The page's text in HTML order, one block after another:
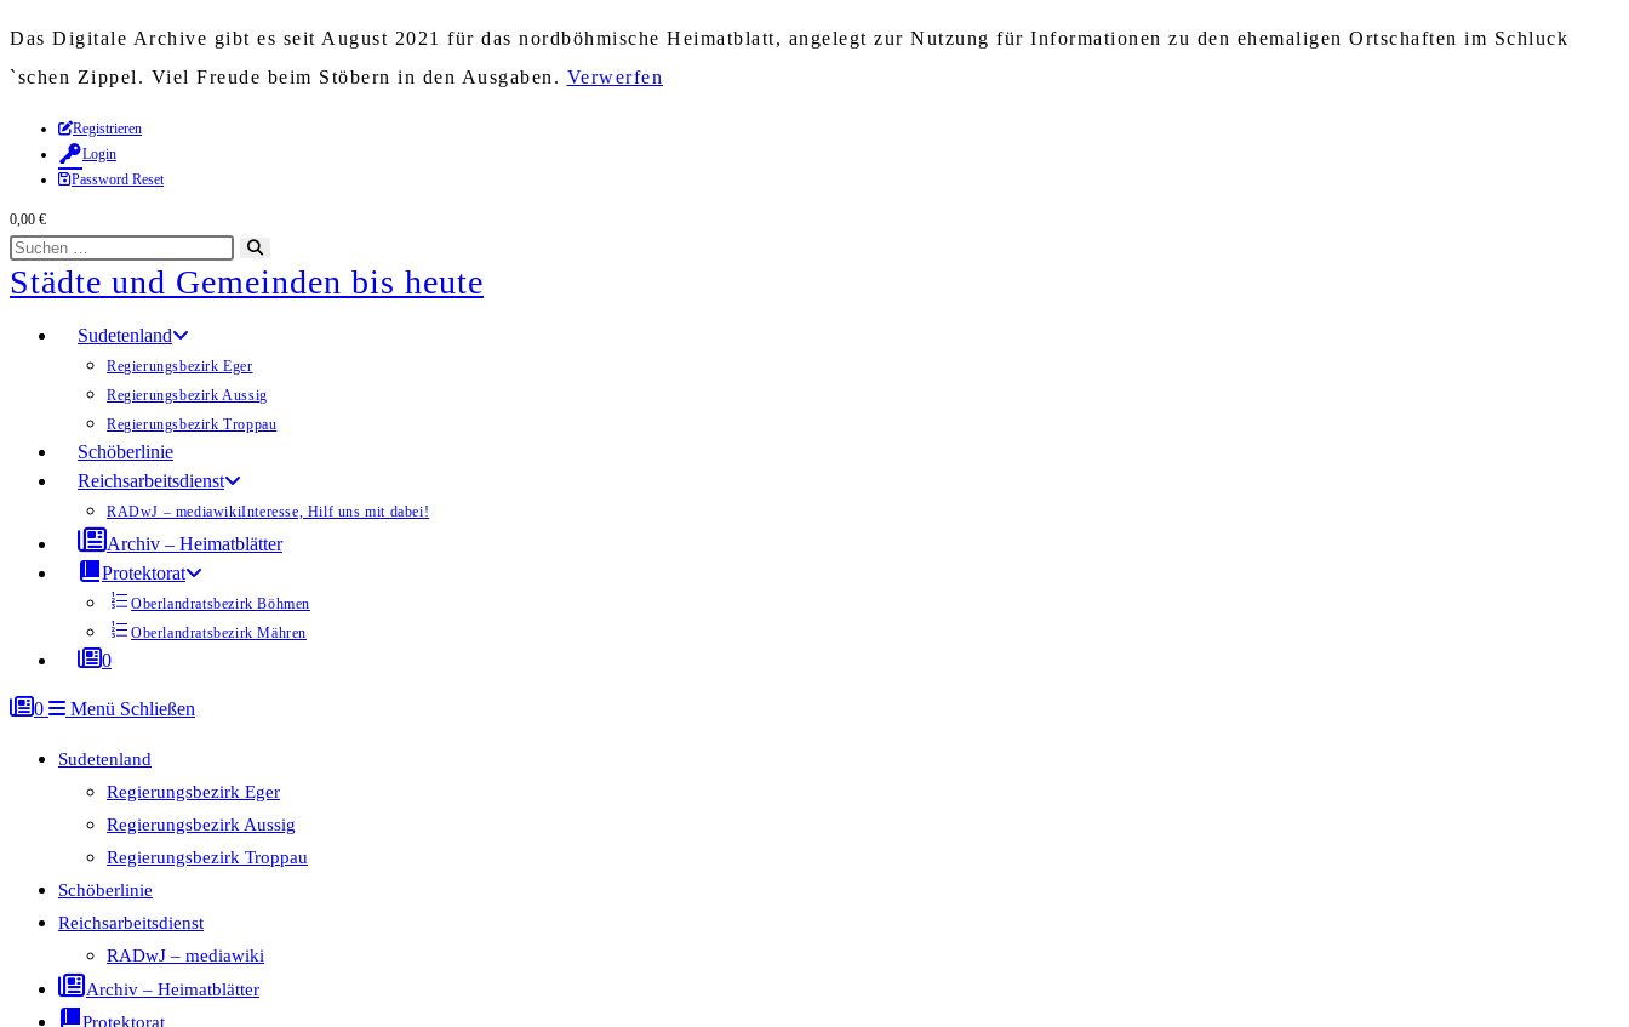
Das Digitale Archive gibt es seit August 2021 für das nordböhmische Heimatblatt, angelegt zur Nutzung für Informationen zu den ehemaligen Ortschaften im Schluck
`schen Zippel. Viel Freude beim Stöbern in den Ausgaben. Verwerfen
Zum
Inhalt
springen
Registrieren
Login
Password Reset
0,00 €
Diese
Website
durchsuchen
starten
Städte und Gemeinden bis heute
Sudetenland
Regierungsbezirk Eger
Regierungsbezirk Aussig
Regierungsbezirk Troppau
Schöberlinie
Reichsarbeitsdienst
RADwJ – mediawikiInteresse, Hilf uns mit dabei!
Archiv – Heimatblätter
Protektorat
Oberlandratsbezirk Böhmen
Oberlandratsbezirk Mähren
0
0 Menü Schließen
Sudetenland
Regierungsbezirk Eger
Regierungsbezirk Aussig
Regierungsbezirk Troppau
Schöberlinie
Reichsarbeitsdienst
RADwJ – mediawiki
Archiv – Heimatblätter
Protektorat